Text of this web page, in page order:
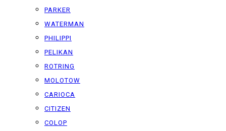
PARKER
WATERMAN
PHILIPPI
PELIKAN
ROTRING
MOLOTOW
CARIOCA
CITIZEN
COLOP